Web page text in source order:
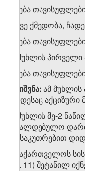
ისჯება
იგივე ქმედობა,
ისჯება
ამ მუხლის
ისჯება
შენიშვნა: ამ
როდესაც
ამ მუხლის მე-2
სავალდებულო
განსაკუთრებით
II. საქართველოს
მუხ. 11) შეტანილ